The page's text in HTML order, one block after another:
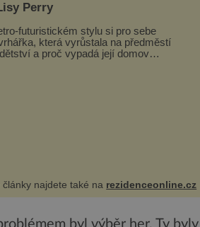
Perry
futuristickém stylu si pro sebe
která vyrůstala na předměstí
a proč vypadá její domov
najdete také na rezidenceonline.cz
byl výběr her. Ty byly